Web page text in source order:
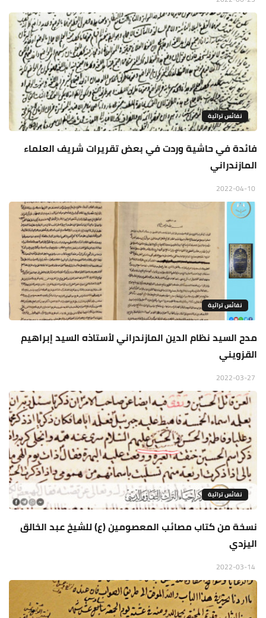
نفائس تراثية
فائدة في حاشية وردت في بعض تقريرات شريف العلماء
المازندراني
نفائس تراثية
مدح السيد نظام الدين المازندراني لأستاذه السيد إبراهيم
القزويني
نفائس تراثية
نسخة من كتاب مصائب المعصومين (ع) للشيخ عبد الخالق
اليزدي